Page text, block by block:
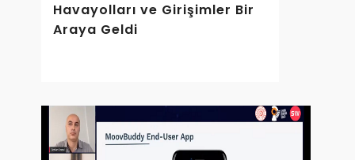
Havayolları ve Girişimler Bir
Araya Geldi